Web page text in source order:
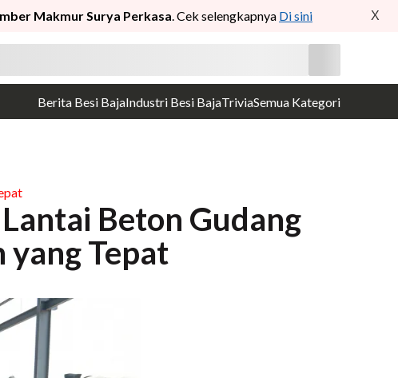
Makmur Surya Perkasa. Cek selengkapnya Di sini X
Berita Besi BajaIndustri Besi BajaTriviaSemua Kategori
Beton Gudang
yang Tepat